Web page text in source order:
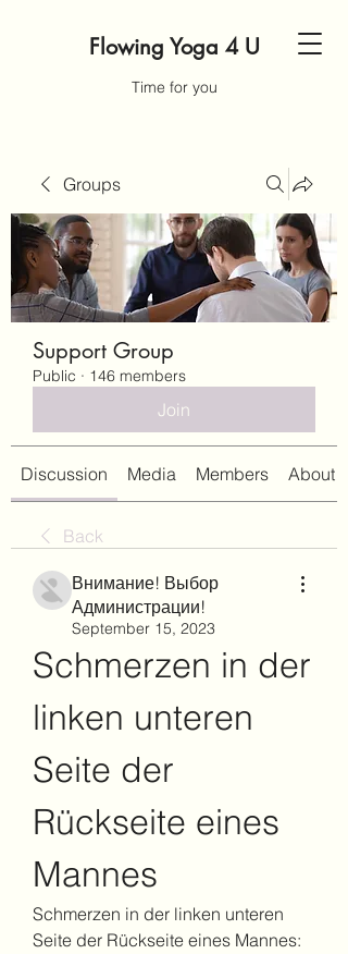
Flowing Yoga 4 U
Time for you
Groups
Support Group
Public · 146 members
Join
Discussion Media Members About
Back
Внимание! Выбор
Администрации!
September 15, 2023
Schmerzen in der
linken unteren
Seite der
Rückseite eines
Mannes
Schmerzen in der linken unteren
Seite der Rückseite eines Mannes: